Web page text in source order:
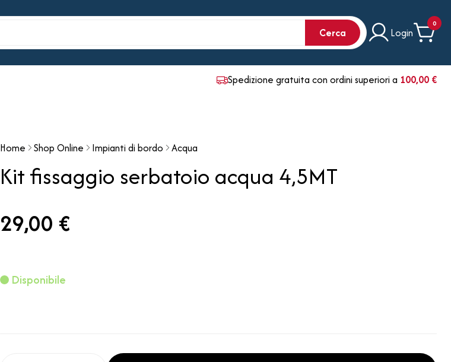
Cerca Login
0
Spedizione gratuita con ordini superiori a 100,00 €
Home Shop Online Impianti di bordo Acqua
Kit fissaggio serbatoio acqua 4,5MT
29,00 €
Disponibile